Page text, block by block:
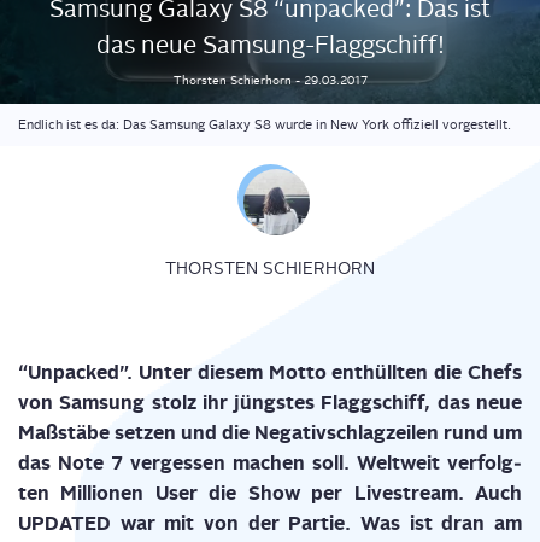
Sam­sung Gala­xy S8 “unpa­cked”: Das ist
das neue Samsung-Flaggschiff!
ThorstenSchierhorn-29.03.2017
Endlich ist es da: Das Samsung Galaxy S8 wurde in New York offiziell vorgestellt.
THORSTEN SCHIERHORN
“Unpa­cked”. Unter die­sem Mot­to ent­hüll­ten die Chefs
von Sam­sung stolz ihr jüngs­tes Flagg­schiff, das neue
Maß­stä­be set­zen und die Nega­tiv­schlag­zei­len rund um
das Note 7 ver­ges­sen machen soll. Welt­weit ver­folg­
ten Mil­lio­nen User die Show per Live­stream. Auch
UPDATED war mit von der Par­tie. Was ist dran am